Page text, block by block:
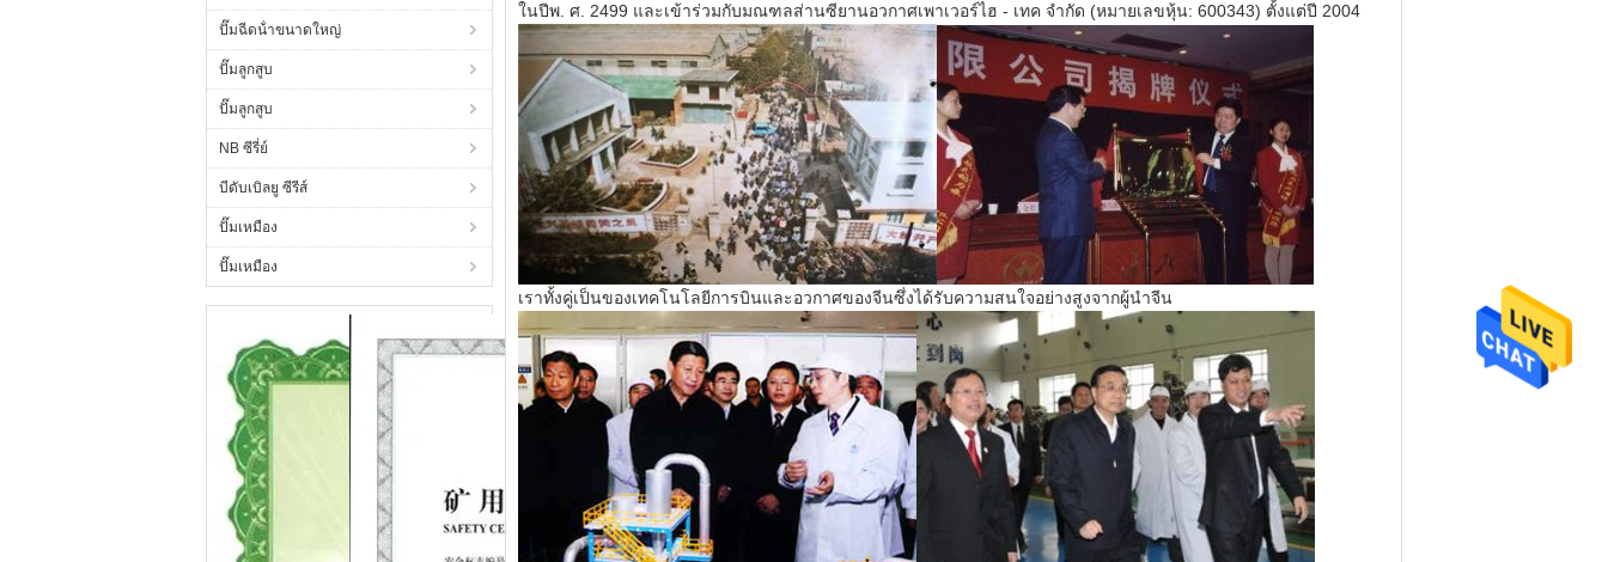
ปั๊มฉีดน้ําขนาดใหญ่
ปั๊มลูกสูบ
ปั๊มลูกสูบ
NB ซีรี่ย์
บีดับเบิลยู ซีรีส์
ปั๊มเหมือง
ปั๊มเหมือง
ในปีพ. ศ. 2499 และเข้าร่วมกับมณฑลส่านซียานอวกาศเพาเวอร์ไฮ - เทค จำกัด (หมายเลขหุ้น: 600343) ตั้งแต่ปี 2004
เราทั้งคู่เป็นของเทคโนโลยีการบินและอวกาศของจีนซึ่งได้รับความสนใจอย่างสูงจากผู้นำจีน